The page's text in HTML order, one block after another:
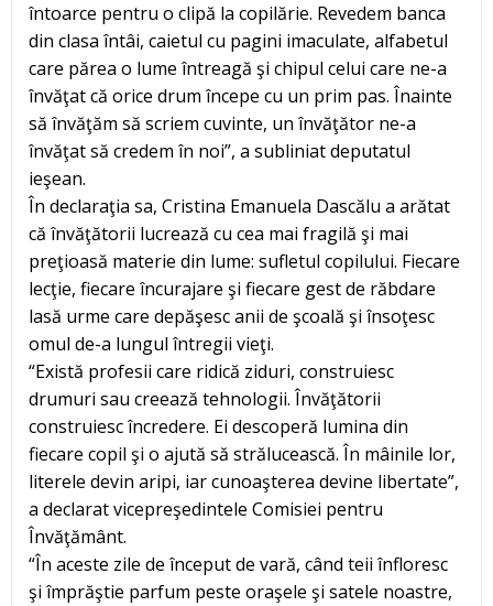
întoarce pentru o clipă la copilărie. Revedem banca
din clasa întâi, caietul cu pagini imaculate, alfabetul
care părea o lume întreagă şi chipul celui care ne-a
învăţat că orice drum începe cu un prim pas. Înainte
să învăţăm să scriem cuvinte, un învăţător ne-a
învăţat să credem în noi”, a subliniat deputatul
ieşean.
În declaraţia sa, Cristina Emanuela Dascălu a arătat
că învăţătorii lucrează cu cea mai fragilă şi mai
preţioasă materie din lume: sufletul copilului. Fiecare
lecţie, fiecare încurajare şi fiecare gest de răbdare
lasă urme care depăşesc anii de şcoală şi însoţesc
omul de-a lungul întregii vieţi.
“Există profesii care ridică ziduri, construiesc
drumuri sau creează tehnologii. Învăţătorii
construiesc încredere. Ei descoperă lumina din
fiecare copil şi o ajută să strălucească. În mâinile lor,
literele devin aripi, iar cunoaşterea devine libertate”,
a declarat vicepreşedintele Comisiei pentru
Învăţământ.
“În aceste zile de început de vară, când teii înfloresc
şi împrăştie parfum peste oraşele şi satele noastre,